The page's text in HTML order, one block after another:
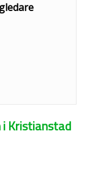
i Kristianstad